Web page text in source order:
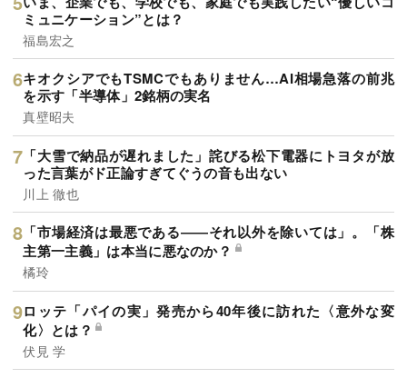
ミュニケーション”とは？
福島宏之
キオクシアでもTSMCでもありません…AI相場急落の前兆
を示す「半導体」2銘柄の実名
真壁昭夫
「大雪で納品が遅れました」詫びる松下電器にトヨタが放
った言葉がド正論すぎてぐうの音も出ない
川上 徹也
「市場経済は最悪である――それ以外を除いては」。「株
主第一主義」は本当に悪なのか？
橘玲
ロッテ「パイの実」発売から40年後に訪れた〈意外な変
化〉とは？
伏見 学